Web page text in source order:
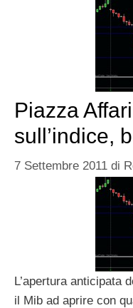
Piazza
sull’indice,
7 Settembre 2011 di
L’apertura anticipata
il Mib ad aprire con